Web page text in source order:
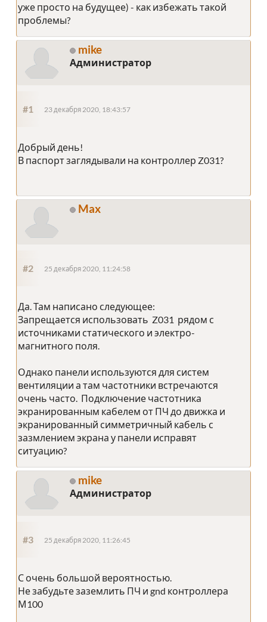
уже просто на будущее) - как избежать такой
проблемы?
mike
Администратор
#1 23 декабря 2020, 18:43:57
Добрый день!
В паспорт заглядывали на контроллер Z031?
Max
#2 25 декабря 2020, 11:24:58
Да. Там написано следующее:
Запрещается использовать Z031 рядом с
источниками статического и электро-
магнитного поля.
Однако панели используются для систем
вентиляции а там частотники встречаются
очень часто. Подключение частотника
экранированным кабелем от ПЧ до движка и
экранированный симметричный кабель с
зазмлением экрана у панели исправят
ситуацию?
mike
Администратор
#3 25 декабря 2020, 11:26:45
С очень большой вероятностью.
Не забудьте заземлить ПЧ и gnd контроллера
М100